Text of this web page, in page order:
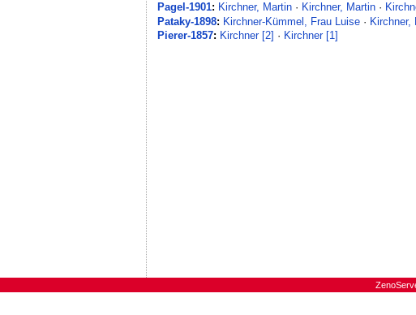
Pagel-1901: Kirchner, Martin · Kirchner, Martin ·
Pataky-1898: Kirchner-Kümmel, Frau Luise · Kirchner,
Pierer-1857: Kirchner [2] · Kirchner [1]